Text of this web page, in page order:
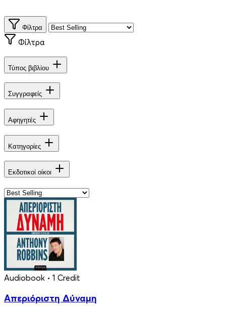
Φίλτρα
Φίλτρα
Τύπος βιβλίου
Συγγραφείς
Αφηγητές
Κατηγορίες
Εκδοτικοί οίκοι
Audiobook • 1 Credit
Απεριόριστη Δύναμη